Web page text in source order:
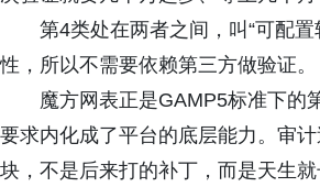
第4类处在两者之间，叫“可配
性，所以不需要依赖第三方做验证。
魔方网表正是GAMP5标准下的
要求内化成了平台的底层能力。审
块，不是后来打的补丁，而是天生